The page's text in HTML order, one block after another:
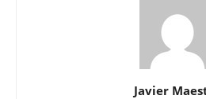
Javier